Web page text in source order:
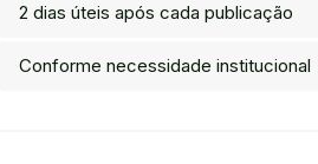
2 dias úteis após cada publicação
Conforme necessidade institucional